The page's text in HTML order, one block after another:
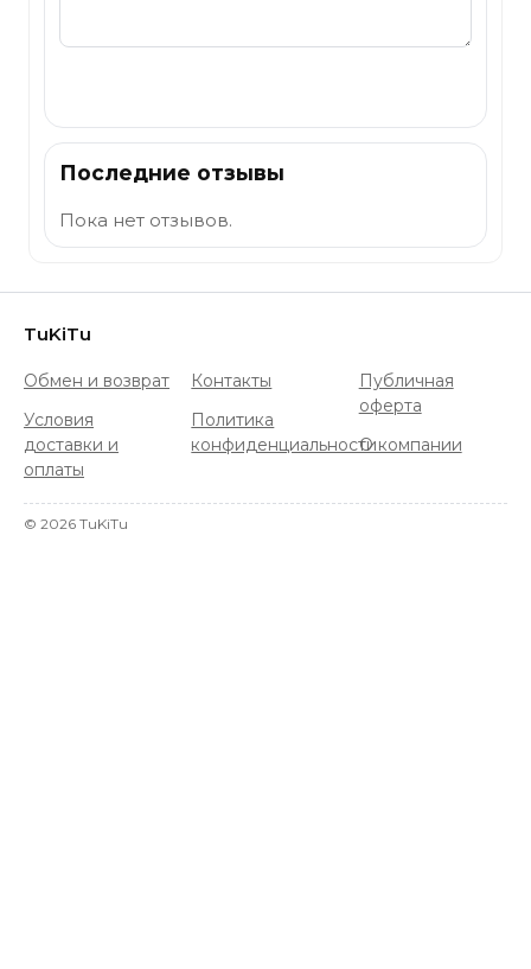
Последние отзывы
Пока нет отзывов.
TuKiTu
Обмен и возврат
Условия
доставки и
оплаты
Контакты
Политика
конфиденциальности
Публичная
оферта
О компании
© 2026 TuKiTu